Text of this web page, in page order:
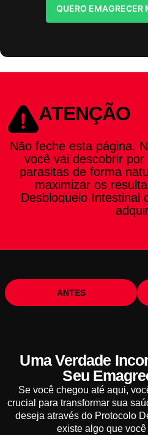
QUERO EMAGRECER
ATENÇÃO
Não feche esta página.
você vai descobrir
parasitas de forma
maximizar os
Desbloqueio Intestinal
ANTES
Uma Verdade
Seu
Se você chegou até aqui,
crucial para transformar sua
deseja através do Protocolo
existe algo que